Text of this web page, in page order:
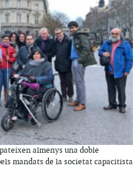
almenys una doble
mandats de la societat capacitista